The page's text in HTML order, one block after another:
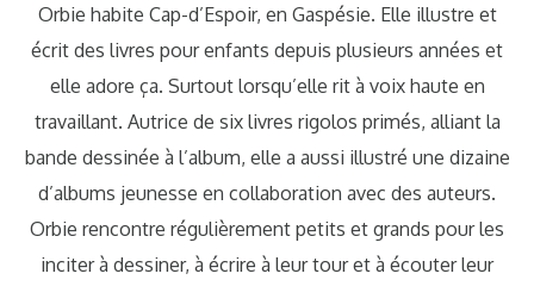
Orbie habite Cap-d’Espoir, en Gaspésie. Elle illustre et
écrit des livres pour enfants depuis plusieurs années et
elle adore ça. Surtout lorsqu’elle rit à voix haute en
travaillant. Autrice de six livres rigolos primés, alliant la
bande dessinée à l’album, elle a aussi illustré une dizaine
d’albums jeunesse en collaboration avec des auteurs.
Orbie rencontre régulièrement petits et grands pour les
inciter à dessiner, à écrire à leur tour et à écouter leur